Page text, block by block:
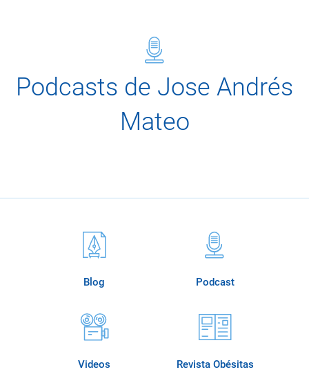
Podcasts de Jose Andrés
Mateo
Blog Podcast
Videos Revista Obésitas